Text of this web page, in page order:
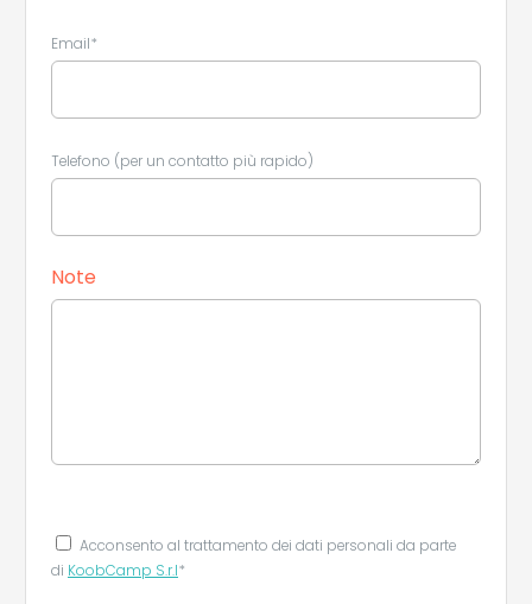
Email*
Telefono (per un contatto più rapido)
Note
Acconsento al trattamento dei dati personali da parte
di KoobCamp S.r.l*